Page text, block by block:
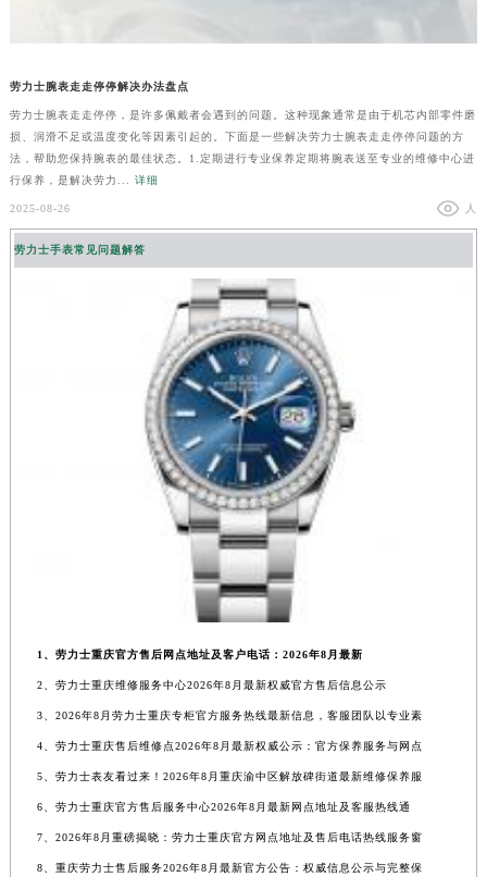
劳力士腕表走走停停解决办法盘点
劳力士腕表走走停停，是许多佩戴者会遇到的问题。这种现象通常是由于机芯内部零件磨
损、润滑不足或温度变化等因素引起的。下面是一些解决劳力士腕表走走停停问题的方
法，帮助您保持腕表的最佳状态。1.定期进行专业保养定期将腕表送至专业的维修中心进
行保养，是解决劳力... 详细
2025-08-26 人
劳力士手表常见问题解答
1、劳力士重庆官方售后网点地址及客户电话：2026年8月最新
2、劳力士重庆维修服务中心2026年8月最新权威官方售后信息公示
3、2026年8月劳力士重庆专柜官方服务热线最新信息，客服团队以专业素
4、劳力士重庆售后维修点2026年8月最新权威公示：官方保养服务与网点
5、劳力士表友看过来！2026年8月重庆渝中区解放碑街道最新维修保养服
6、劳力士重庆官方售后服务中心2026年8月最新网点地址及客服热线通
7、2026年8月重磅揭晓：劳力士重庆官方网点地址及售后电话热线服务窗
8、重庆劳力士售后服务2026年8月最新官方公告：权威信息公示与完整保